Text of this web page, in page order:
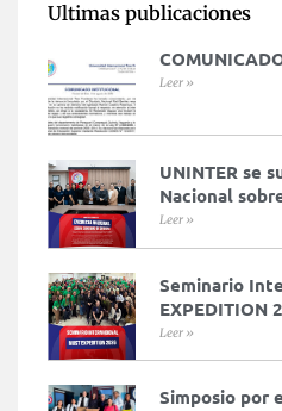
Ultimas publicaciones
Leer »
UNINTER se
Nacional
Leer »
Seminario
EXPEDITION
Leer »
Simposio por